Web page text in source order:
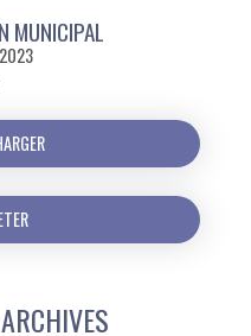
MUNICIPAL